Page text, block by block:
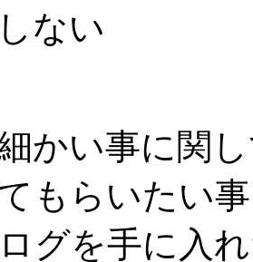
ない
かい事に関
もらいたい
グを手に入